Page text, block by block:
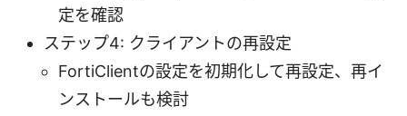
定を確認
ステップ4: クライアントの再設定
FortiClientの設定を初期化して再設定、再イ
ンストールも検討